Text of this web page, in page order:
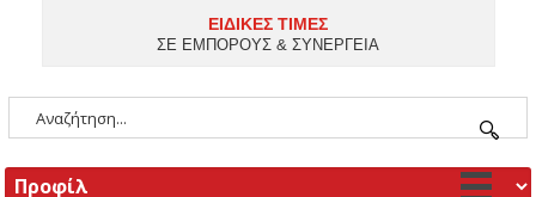
ΕΙΔΙΚΕΣ ΤΙΜΕΣ
ΣΕ ΕΜΠΟΡΟΥΣ & ΣΥΝΕΡΓΕΙΑ